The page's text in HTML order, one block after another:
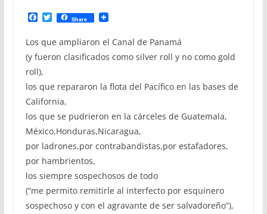
F
e
b
o
k
T
w
t
t
Share
Los que ampliaron el Canal de Panamá
(y fueron clasificados como silver roll y no como gold
roll),
los que repararon la flota del Pacífico en las bases de
California,
los que se pudrieron en la cárceles de Guatemala,
México,Honduras,Nicaragua,
por ladrones,por contrabandistas,por estafadores,
por hambrientos,
los siempre sospechosos de todo
(“me permito remitirle al interfecto por esquinero
sospechoso y con el agravante de ser salvadoreño”),